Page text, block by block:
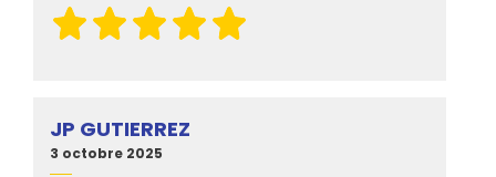
JP GUTIERREZ
3 octobre 2025